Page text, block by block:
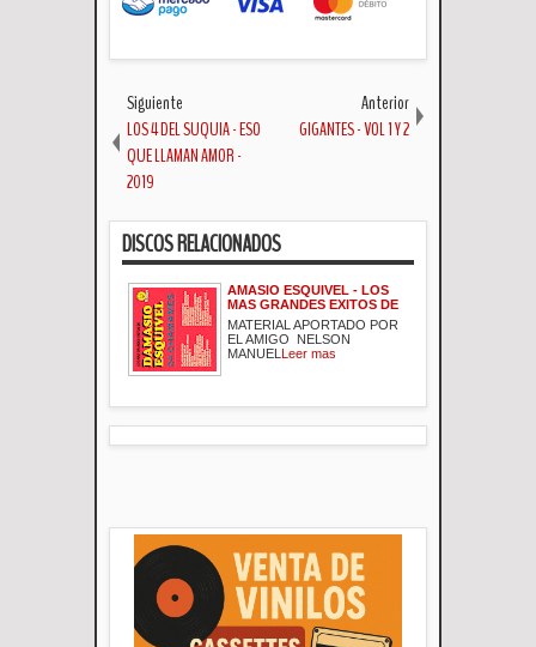
Siguiente
LOS 4 DEL SUQUIA - ESO
QUE LLAMAN AMOR -
2019
Anterior
GIGANTES - VOL 1 Y 2
DISCOS RELACIONADOS
AMASIO ESQUIVEL - LOS
MAS GRANDES EXITOS DE
MATERIAL APORTADO POR
EL AMIGO NELSON
MANUEL Leer mas